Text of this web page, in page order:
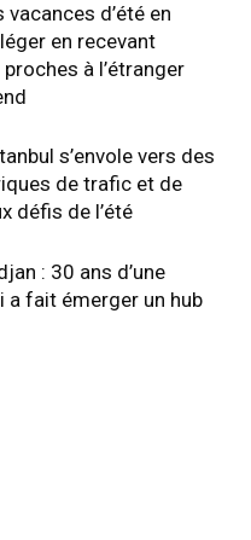
d’été en
en recevant
à l’étranger
s’envole vers des
de trafic et de
défis de l’été
: 30 ans d’une
a fait émerger un hub